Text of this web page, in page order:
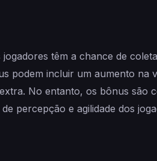
têm a chance de
podem incluir um aumento na
No entanto, os bônus são
percepção e agilidade dos